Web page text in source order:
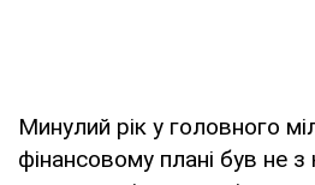
Минулий рік у головного
фінансовому плані був не